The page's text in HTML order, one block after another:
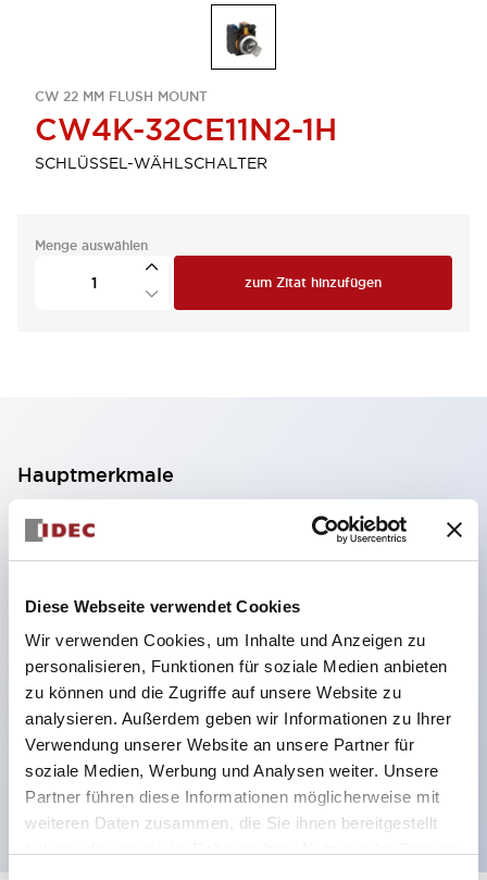
Diese Webseite verwendet Cookies
Wir verwenden Cookies, um Inhalte und Anzeigen zu
personalisieren, Funktionen für soziale Medien anbieten
zu können und die Zugriffe auf unsere Website zu
analysieren. Außerdem geben wir Informationen zu Ihrer
Verwendung unserer Website an unsere Partner für
soziale Medien, Werbung und Analysen weiter. Unsere
Partner führen diese Informationen möglicherweise mit
weiteren Daten zusammen, die Sie ihnen bereitgestellt
CW 22 MM FLUSH MOUNT
CW4K-32CE11N2-1H
SCHLÜSSEL-WÄHLSCHALTER
Menge auswählen
zum Zitat hinzufügen
Hauptmerkmale
2-Kontakt-Block mit 2 Stufen, ermöglicht eine 4-
Kontakt-Konfiguration (Gewährleistung der
Isolierung zwischen den 2 Kontakten).
59,9 mm (※ 22-stufiger Kontaktblock).
Platzsparendes Design möglich.
Sicherheitsstruktur der 3. Generation: 2-Aktions-
Freisetzung, integrierter Schutz, IP20-
Fingerschutzstruktur